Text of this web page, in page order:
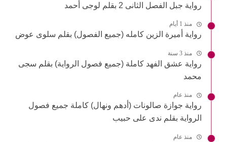
رواية جبل الفصل الثانى 2 بقلم لوجى أحمد
منذ 1 أيام
رواية أميرة الزين كامله (جميع الفصول) بقلم سلوى عوض
منذ 3 سنة
رواية عشق الفهد كاملة (جميع فصول الرواية) بقلم سجى
محمد
منذ عام
رواية جوازة صالونات (أدهم ونهال) كاملة جميع فصول
الرواية بقلم ندى على حبيب
منذ عام